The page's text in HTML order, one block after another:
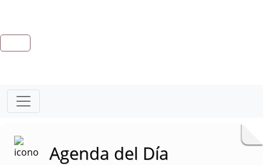
Agenda del Día